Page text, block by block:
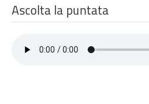
Ascolta la puntata